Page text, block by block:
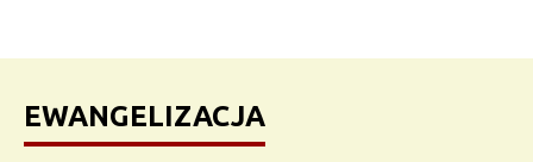
EWANGELIZACJA